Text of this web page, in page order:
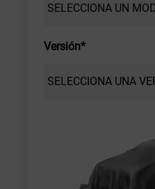
Versión*